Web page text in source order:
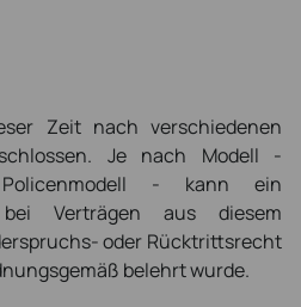
Zeit nach verschiedenen
Je nach Modell -
- kann ein
bei Verträgen aus diesem
oder Rücktrittsrecht
belehrt wurde.